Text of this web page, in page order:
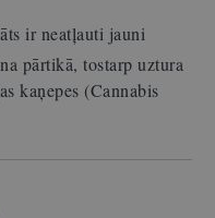
ir neatļauti jauni
pārtikā, tostarp uztura
kaņepes (Cannabis